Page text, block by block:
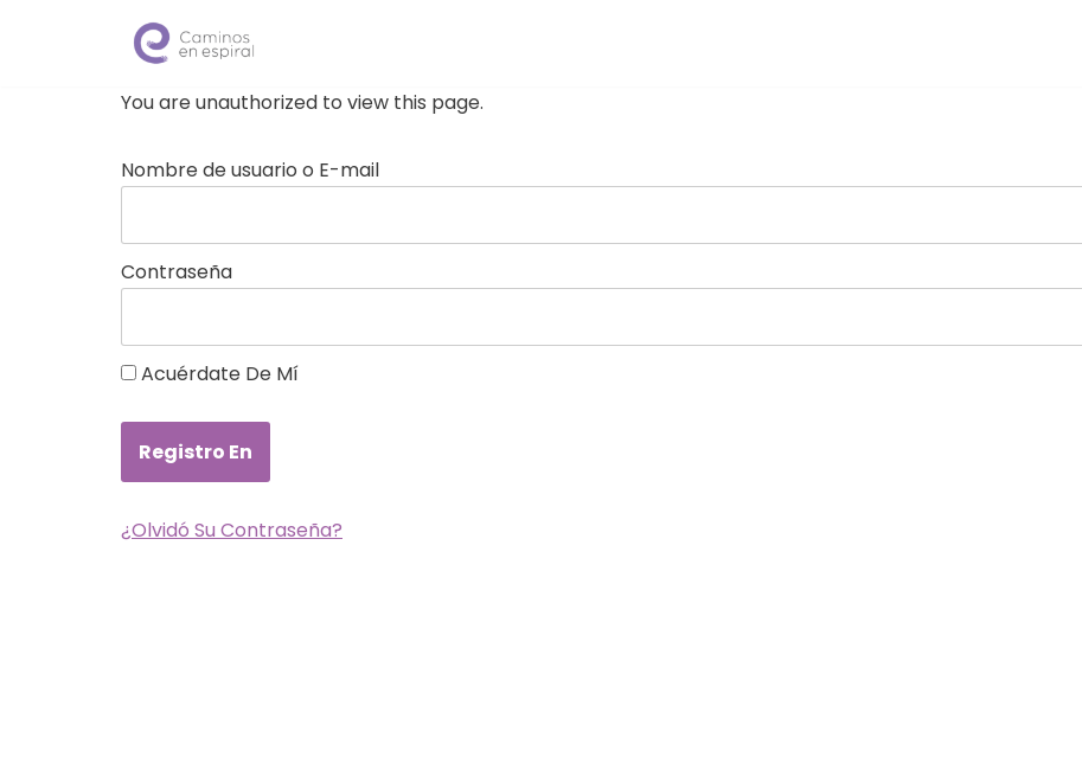
You are unauthorized to view this page.
Nombre de usuario o E-mail
Contraseña
Acuérdate De Mí
¿Olvidó Su Contraseña?